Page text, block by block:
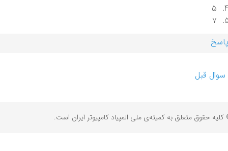
۵
۷
پاسخ
سوال قبل
حقوق متعلق به کمیته‌ی ملی المپیاد کامپیوتر ایران است.